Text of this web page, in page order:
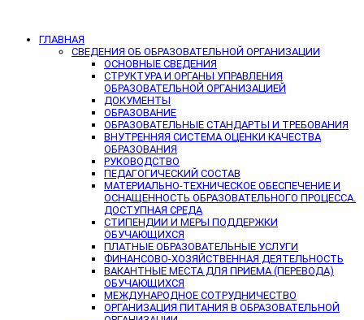
ГЛАВНАЯ
СВЕДЕНИЯ ОБ ОБРАЗОВАТЕЛЬНОЙ ОРГАНИЗАЦИИ
ОСНОВНЫЕ СВЕДЕНИЯ
СТРУКТУРА И ОРГАНЫ УПРАВЛЕНИЯ
ОБРАЗОВАТЕЛЬНОЙ ОРГАНИЗАЦИЕЙ
ДОКУМЕНТЫ
ОБРАЗОВАНИЕ
ОБРАЗОВАТЕЛЬНЫЕ СТАНДАРТЫ И ТРЕБОВАНИЯ
ВНУТРЕННЯЯ СИСТЕМА ОЦЕНКИ КАЧЕСТВА
ОБРАЗОВАНИЯ
РУКОВОДСТВО
ПЕДАГОГИЧЕСКИЙ СОСТАВ
МАТЕРИАЛЬНО-ТЕХНИЧЕСКОЕ ОБЕСПЕЧЕНИЕ И
ОСНАЩЕННОСТЬ ОБРАЗОВАТЕЛЬНОГО ПРОЦЕССА.
ДОСТУПНАЯ СРЕДА
СТИПЕНДИИ И МЕРЫ ПОДДЕРЖКИ
ОБУЧАЮЩИХСЯ
ПЛАТНЫЕ ОБРАЗОВАТЕЛЬНЫЕ УСЛУГИ
ФИНАНСОВО-ХОЗЯЙСТВЕННАЯ ДЕЯТЕЛЬНОСТЬ
ВАКАНТНЫЕ МЕСТА ДЛЯ ПРИЕМА (ПЕРЕВОДА)
ОБУЧАЮЩИХСЯ
МЕЖДУНАРОДНОЕ СОТРУДНИЧЕСТВО
ОРГАНИЗАЦИЯ ПИТАНИЯ В ОБРАЗОВАТЕЛЬНОЙ